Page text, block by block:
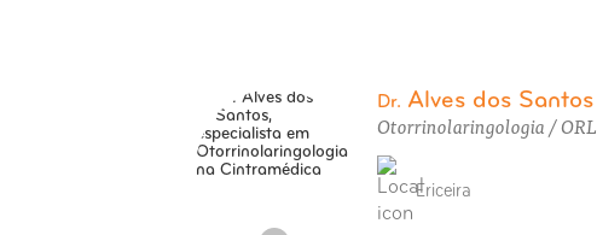
Dr. Alves dos Santos
Otorrinolaringologia / ORL
Ericeira